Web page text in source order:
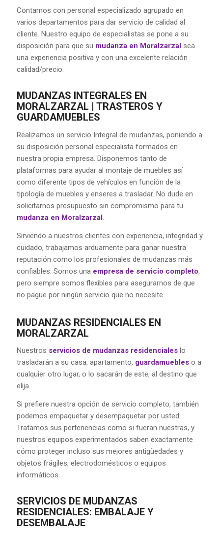
Contamos con personal especializado agrupado en
varios departamentos para dar servicio de calidad al
cliente. Nuestro equipo de especialistas se pone a su
disposición para que su mudanza en Moralzarzalsea
una experiencia positiva y con una excelente relación
calidad/precio.
MUDANZAS INTEGRALES EN
MORALZARZAL | TRASTEROS Y
GUARDAMUEBLES
Realizamos un servicio Integral de mudanzas, poniendo a
su disposición personal especialista formados en
nuestra propia empresa. Disponemos tanto de
plataformas para ayudar al montaje de muebles así
como diferente tipos de vehículos en función de la
tipología de muebles y enseres a trasladar. No dude en
solicitarnos presupuesto sin compromismo para tu
mudanza en Moralzarzal.
Sirviendo a nuestros clientes con experiencia, integridad y
cuidado, trabajamos arduamente para ganar nuestra
reputación como los profesionales de mudanzas más
confiables. Somos una empresa de servicio completo,
pero siempre somos flexibles para asegurarnos de que
no pague por ningún servicio que no necesite.
MUDANZAS RESIDENCIALES EN
MORALZARZAL
Nuestros servicios de mudanzas residencialeslo
trasladarán a su casa, apartamento, guardamuebleso a
cualquier otro lugar, o lo sacarán de este, al destino que
elija.
Si prefiere nuestra opción de servicio completo, también
podemos empaquetar y desempaquetar por usted.
Tratamos sus pertenencias como si fueran nuestras, y
nuestros equipos experimentados saben exactamente
cómo proteger incluso sus mejores antigüedades y
objetos frágiles, electrodomésticos o equipos
informáticos.
SERVICIOS DE MUDANZAS
RESIDENCIALES: EMBALAJE Y
DESEMBALAJE